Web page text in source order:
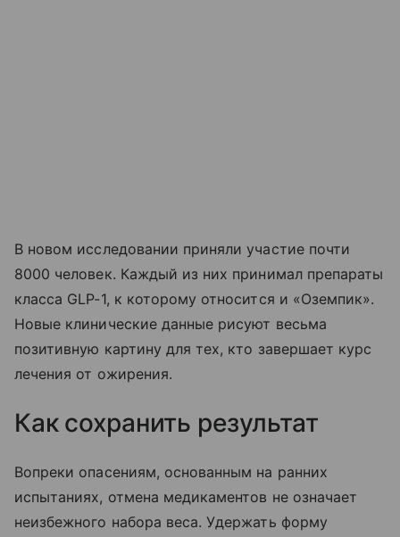
В новом исследовании приняли участие почти
8000 человек. Каждый из них принимал препараты
класса GLP-1, к которому относится и «Оземпик».
Новые клинические данные рисуют весьма
позитивную картину для тех, кто завершает курс
лечения от ожирения.
Как сохранить результат
Вопреки опасениям, основанным на ранних
испытаниях, отмена медикаментов не означает
неизбежного набора веса. Удержать форму